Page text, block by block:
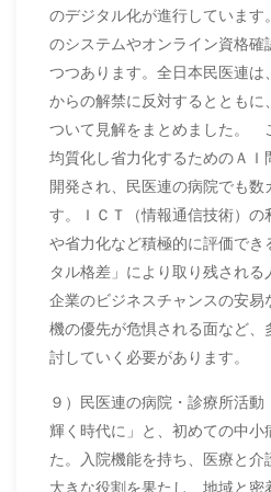
のデジタル化が進行していま
のシステムやオンライン資格確
つつあります。全日本民医連
からの解禁に反対するととも
ついて見解をまとめました。
均質化し省力化するためのＡ
開発され、民医連の病院でも数
す。ＩＣＴ（情報通信技術）
や省力化など積極的に評価で
タル格差」により取り残される
企業のビジネスチャンスの安
機の優先が危惧される面など
討していく必要があります。
９）民医連の病院・診療所
輝く時代に」と、初めての中小
た。入院機能を持ち、医療と
大きな役割を果たし、地域と